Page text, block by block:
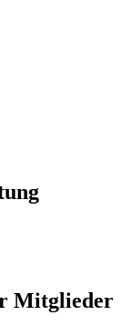
Mitglieder